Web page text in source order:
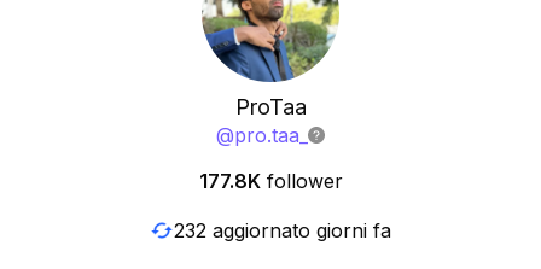
ProTaa
@pro.taa_
177.8K follower
232 aggiornato giorni fa